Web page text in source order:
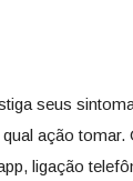
seus
ação
ligação